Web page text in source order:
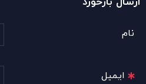
نام
ایمیل